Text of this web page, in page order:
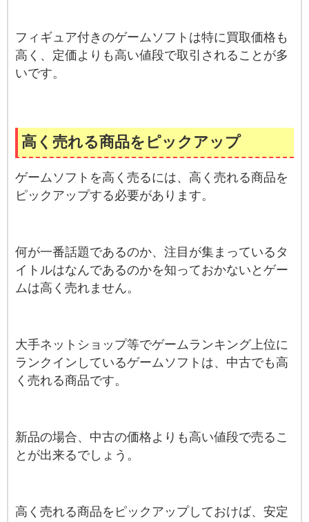
フィギュア付きのゲームソフトは特に買取価格も
高く、定価よりも高い値段で取引されることが多
いです。
高く売れる商品をピックアップ
ゲームソフトを高く売るには、高く売れる商品を
ピックアップする必要があります。
何が一番話題であるのか、注目が集まっているタ
イトルはなんであるのかを知っておかないとゲー
ムは高く売れません。
大手ネットショップ等でゲームランキング上位に
ランクインしているゲームソフトは、中古でも高
く売れる商品です。
新品の場合、中古の価格よりも高い値段で売るこ
とが出来るでしょう。
高く売れる商品をピックアップしておけば、安定